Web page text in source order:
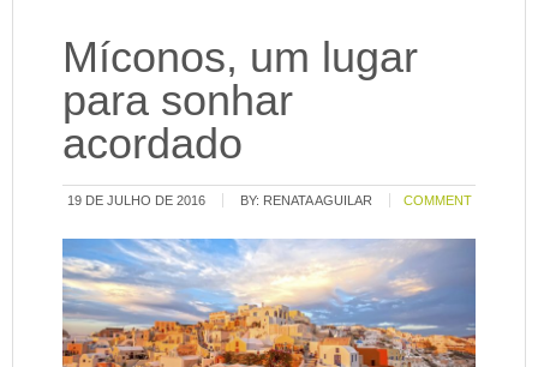
Míconos, um lugar
para sonhar
acordado
19 DE JULHO DE 2016 BY: RENATA AGUILAR COMMENT